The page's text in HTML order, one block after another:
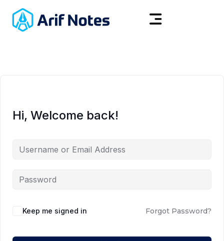
Hi, Welcome back!
Keep me signed in Forgot Password?